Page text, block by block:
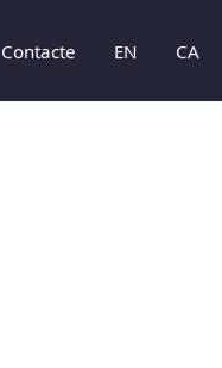
Contacte EN CA